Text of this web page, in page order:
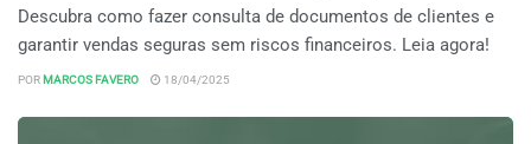
Descubra como fazer consulta de documentos de clientes e
garantir vendas seguras sem riscos financeiros. Leia agora!
POR MARCOS FAVERO 18/04/2025